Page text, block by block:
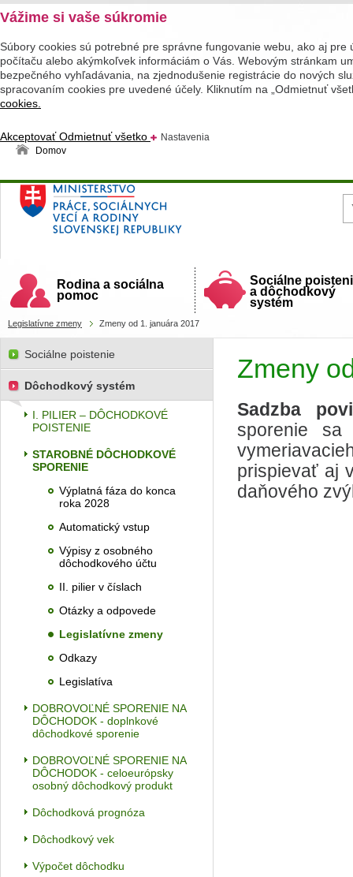
Vážime si vaše súkromie
Súbory cookies sú potrebné pre správne fungovanie webu, ako aj
počítaču alebo akýmkoľvek informáciám o Vás. Webovým stránkam
bezpečného vyhľadávania, na zjednodušenie registrácie do nových
spracovaním cookies pre uvedené účely. Kliknutím na „Odmietnuť
cookies.
AkceptovaťOdmietnuť všetko
Nastavenia
Domov
Ministerstvo práce, sociálnych vecí a rodiny
Slovenskej republiky
Rodina a sociálna
pomoc
Sociálne
a dôchodkový
systém
Legislatívne zmeny Zmeny od 1. januára 2017
Zmeny
Sadzba
sporenie
prispievať aj
daňového
Sociálne poistenie
Dôchodkový systém
I. PILIER – DÔCHODKOVÉ
POISTENIE
STAROBNÉ DÔCHODKOVÉ
SPORENIE
Výplatná fáza do konca
roka 2028
Automatický vstup
Výpisy z osobného
dôchodkového účtu
II. pilier v číslach
Otázky a odpovede
Legislatívne zmeny
Odkazy
Legislatíva
DOBROVOĽNÉ SPORENIE NA
DÔCHODOK - doplnkové
dôchodkové sporenie
DOBROVOĽNÉ SPORENIE NA
DÔCHODOK - celoeurópsky
osobný dôchodkový produkt
Dôchodková prognóza
Dôchodkový vek
Výpočet dôchodku